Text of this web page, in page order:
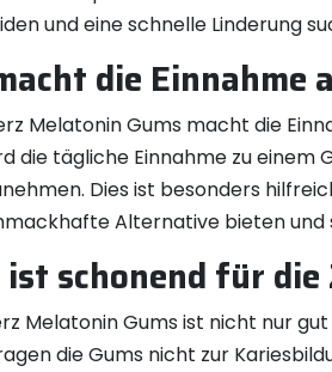
und eine schnelle Linderung
die Einnahme
Melatonin Gums macht die
die tägliche Einnahme zu
Dies ist besonders
Alternative bieten
schonend für die
Melatonin Gums ist nicht nur
die Gums nicht zur